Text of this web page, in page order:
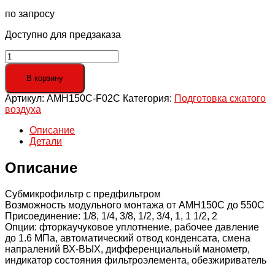
по запросу
Доступно для предзаказа
Количество
товара
AMH150C-
F02C
Субмикрофильтр
с
1/4,
л/
мин
В корзину
Артикул: AMH150C-F02C Категория: Подготовка сжатого
воздуха
Описание
Детали
Описание
Субмикрофильтр с предфильтром
Возможность модульного монтажа от AMH150C до 550C
Присоединение: 1/8, 1/4, 3/8, 1/2, 3/4, 1, 1 1/2, 2
Опции: фторкаучуковое уплотнение, рабочее давление
до 1.6 МПа, автоматический отвод конденсата, смена
напралений ВХ-ВЫХ, дифференциальный манометр,
индикатор состояния фильтроэлемента, обезжириватель